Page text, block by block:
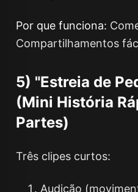
Por que funciona:
Compartilhamentos
5) "Estreia de
(Mini História
Partes)
Três clipes curtos:
Audição